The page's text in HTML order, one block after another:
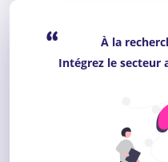
“
À la
Intégrez le secteur